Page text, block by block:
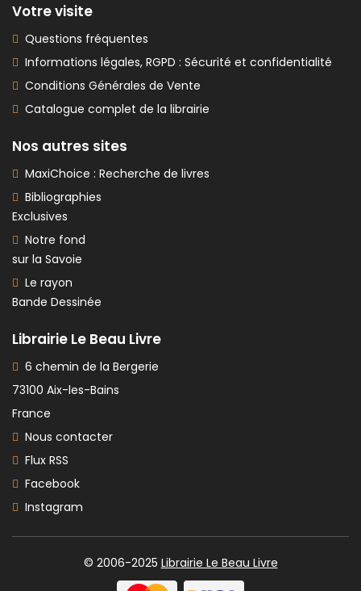
Votre visite
Questions fréquentes
Informations légales, RGPD : Sécurité et confidentialité
Conditions Générales de Vente
Catalogue complet de la librairie
Nos autres sites
MaxiChoice : Recherche de livres
Bibliographies
Exclusives
Notre fond
sur la Savoie
Le rayon
Bande Dessinée
Librairie Le Beau Livre
6 chemin de la Bergerie
73100 Aix-les-Bains
France
Nous contacter
Flux RSS
Facebook
Instagram
© 2006-2025 Librairie Le Beau Livre